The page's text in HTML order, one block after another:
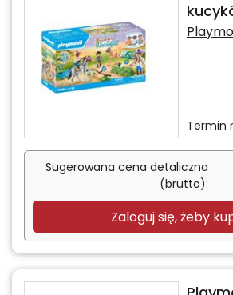
Termin
Sugerowana cena detaliczna
(brutto):
Zaloguj się, żeby